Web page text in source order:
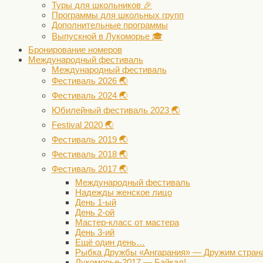
Туры для школьников 🎉
Программы для школьных групп
Дополнительные программы
Выпускной в Лукоморье 🎓
Бронирование номеров
Международный фестиваль
Международный фестиваль
Фестиваль 2026 🌏
Фестиваль 2024 🌏
Юбилейный фестиваль 2023 🌏
Festival 2020 🌏
Фестиваль 2019 🌏
Фестиваль 2018 🌏
Фестиваль 2017 🌏
Международный фестиваль
Надежды женское лицо
День 1-ый
День 2-ой
Мастер-класс от мастера
День 3-ий
Ещё один день…
Рыбка Дружбы «Ангарания» — Дружим